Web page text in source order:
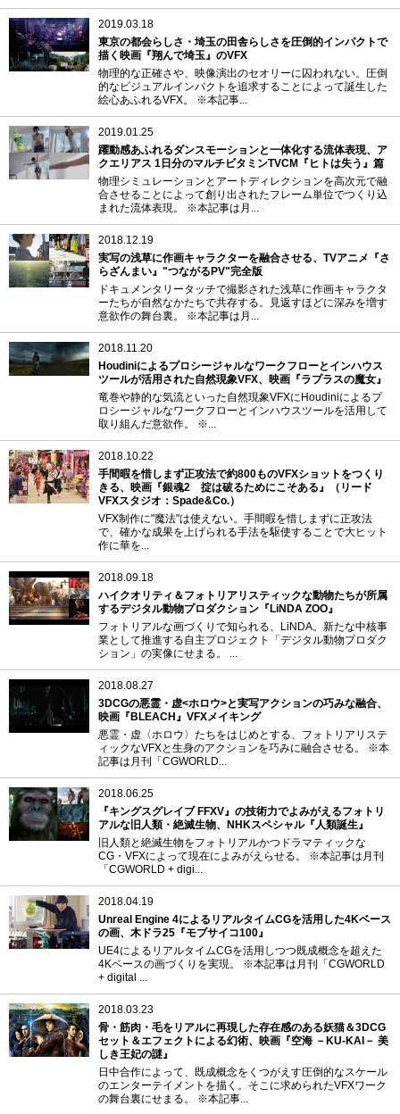
2019.03.18
東京の都会らしさ・埼玉の田舎らしさを圧倒的インパクトで
描く映画『翔んで埼玉』のVFX
物理的な正確さや、映像演出のセオリーに囚われない。圧倒
的なビジュアルインパクトを追求することによって誕生した
絵心あふれるVFX。 ※本記事...
2019.01.25
躍動感あふれるダンスモーションと一体化する流体表現、ア
クエリアス 1日分のマルチビタミンTVCM『ヒトは失う』篇
物理シミュレーションとアートディレクションを高次元で融
合させることによって創り出されたフレーム単位でつくり込
まれた流体表現。 ※本記事は月...
2018.12.19
実写の浅草に作画キャラクターを融合させる、TVアニメ『さ
らざんまい』"つながるPV"完全版
ドキュメンタリータッチで撮影された浅草に作画キャラクタ
ーたちが自然なかたちで共存する。見返すほどに深みを増す
意欲作の舞台裏。 ※本記事は月...
2018.11.20
Houdiniによるプロシージャルなワークフローとインハウス
ツールが活用された自然現象VFX、映画『ラプラスの魔女』
竜巻や静的な気流といった自然現象VFXにHoudiniによるプ
ロシージャルなワークフローとインハウスツールを活用して
取り組んだ意欲作。 ※...
2018.10.22
手間暇を惜しまず正攻法で約800ものVFXショットをつくり
きる、映画『銀魂2 掟は破るためにこそある』（リード
VFXスタジオ：Spade&Co.）
VFX制作に"魔法"は使えない。手間暇を惜しまずに正攻法
で、確かな成果を上げられる手法を駆使することで大ヒット
作に華を...
2018.09.18
ハイクオリティ＆フォトリアリスティックな動物たちが所属
するデジタル動物プロダクション『LiNDA ZOO』
フォトリアルな画づくりで知られる、LiNDA。新たな中核事
業として推進する自主プロジェクト「デジタル動物プロダク
ション」の実像にせまる。 ...
2018.08.27
3DCGの悪霊・虚<ホロウ>と実写アクションの巧みな融合、
映画『BLEACH』VFXメイキング
悪霊・虚〈ホロウ〉たちをはじめとする、フォトリアリステ
ィックなVFXと生身のアクションを巧みに融合させる。 ※本
記事は月刊「CGWORLD...
2018.06.25
『キングスグレイブ FFXV』の技術力でよみがえるフォトリ
アルな旧人類・絶滅生物、NHKスペシャル『人類誕生』
旧人類と絶滅生物をフォトリアルかつドラマティックな
CG・VFXによって現在によみがえらせる。 ※本記事は月刊
「CGWORLD + digi...
2018.04.19
Unreal Engine 4によるリアルタイムCGを活用した4Kベース
の画、木ドラ25『モブサイコ100』
UE4によるリアルタイムCGを活用しつつ既成概念を超えた
4Kベースの画づくりを実現。 ※本記事は月刊「CGWORLD
+ digital ...
2018.03.23
骨・筋肉・毛をリアルに再現した存在感のある妖猫＆3DCG
セット＆エフェクトによる幻術、映画『空海 －KU-KAI－ 美
しき王妃の謎』
日中合作によって、既成概念をくつがえす圧倒的なスケール
のエンターテイメントを描く。そこに求められたVFXワーク
の舞台裏にせまる。 ※本記事...